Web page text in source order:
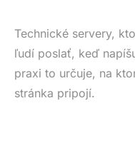
Technické servery,
ľudí poslať, keď
praxi to určuje, na
stránka pripojí.